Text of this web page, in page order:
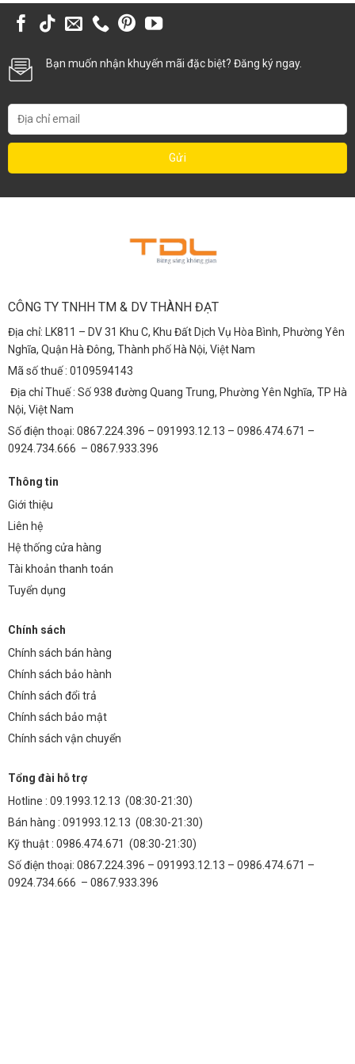
Bạn muốn nhận khuyến mãi đặc biệt? Đăng ký ngay.
CÔNG TY TNHH TM & DV THÀNH ĐẠT
Địa chỉ: LK811 – DV 31 Khu C, Khu Đất Dịch Vụ Hòa Bình, Phường Yên
Nghĩa, Quận Hà Đông, Thành phố Hà Nội, Việt Nam
Mã số thuế : 0109594143
Địa chỉ Thuế : Số 938 đường Quang Trung, Phường Yên Nghĩa, TP Hà
Nội, Việt Nam
Số điện thoại: 0867.224.396 – 091993.12.13 – 0986.474.671 –
0924.734.666 – 0867.933.396
Thông tin
Giới thiệu
Liên hệ
Hệ thống cửa hàng
Tài khoản thanh toán
Tuyển dụng
Chính sách
Chính sách bán hàng
Chính sách bảo hành
Chính sách đổi trả
Chính sách bảo mật
Chính sách vận chuyển
Tổng đài hỗ trợ
Hotline : 09.1993.12.13 (08:30-21:30)
Bán hàng : 091993.12.13 (08:30-21:30)
Kỹ thuật : 0986.474.671 (08:30-21:30)
Số điện thoại: 0867.224.396 – 091993.12.13 – 0986.474.671 –
0924.734.666 – 0867.933.396